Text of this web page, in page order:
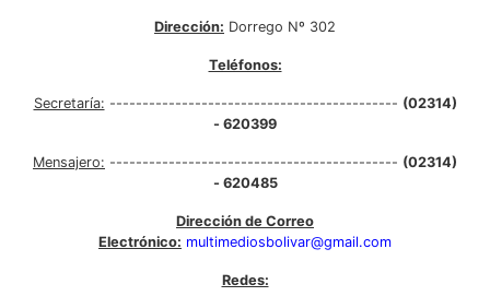
Dirección: Dorrego Nº 302
Teléfonos:
Secretaría: -------------------------------------------- (02314)
- 620399
Mensajero: -------------------------------------------- (02314)
- 620485
Dirección de Correo
Electrónico: multimediosbolivar@gmail.com
Redes: